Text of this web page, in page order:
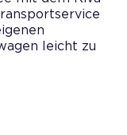
leicht zu